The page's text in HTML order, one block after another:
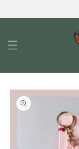
conteúdo
as
informações
do produto